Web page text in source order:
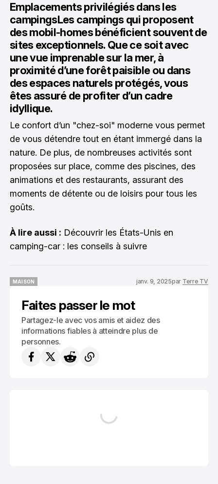
Emplacements privilégiés dans les
campingsLes campings qui proposent
des mobil-homes bénéficient souvent de
sites exceptionnels. Que ce soit avec
une vue imprenable sur la mer, à
proximité d’une forêt paisible ou dans
des espaces naturels protégés, vous
êtes assuré de profiter d’un cadre
idyllique.
Le confort d’un "chez-soi" moderne vous permet
de vous détendre tout en étant immergé dans la
nature. De plus, de nombreuses activités sont
proposées sur place, comme des piscines, des
animations et des restaurants, assurant des
moments de détente ou de loisirs pour tous les
goûts.
À lire aussi : Découvrir les États-Unis en
camping-car : les conseils à suivre
MAISON
janv. 9, 2025par Terre TV
Faites passer le mot
Partagez-le avec vos amis et aidez des
informations fiables à atteindre plus de
personnes.